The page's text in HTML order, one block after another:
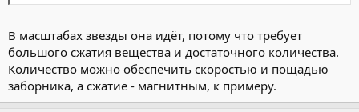
В масштабах звезды она идёт, потому что требует
большого сжатия вещества и достаточного количества.
Количество можно обеспечить скоростью и пощадью
заборника, а сжатие - магнитным, к примеру.